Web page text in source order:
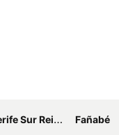
Reina Sofía Fañabé